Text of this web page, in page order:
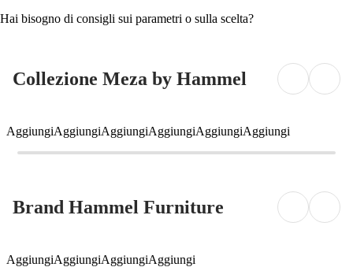
Hai bisogno di consigli sui parametri o sulla scelta?
Collezione Meza by Hammel
AggiungiAggiungiAggiungiAggiungiAggiungiAggiungi
Brand Hammel Furniture
AggiungiAggiungiAggiungiAggiungi